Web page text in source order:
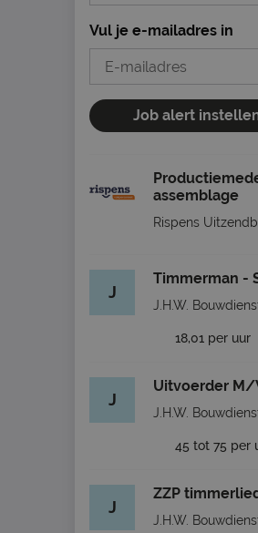
Vul je e-mailadres in
Job alert
assemblage
Rispens
J
Timmerman -
J.H.W.
18,01 per uur
J
Uitvoerder M/
J.H.W.
45 tot 75 per
J
ZZP
J.H.W.